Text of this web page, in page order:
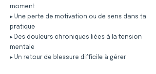
moment
▸ Une perte de motivation ou de sens dans ta
pratique
▸ Des douleurs chroniques liées à la tension
mentale
▸ Un retour de blessure difficile à gérer